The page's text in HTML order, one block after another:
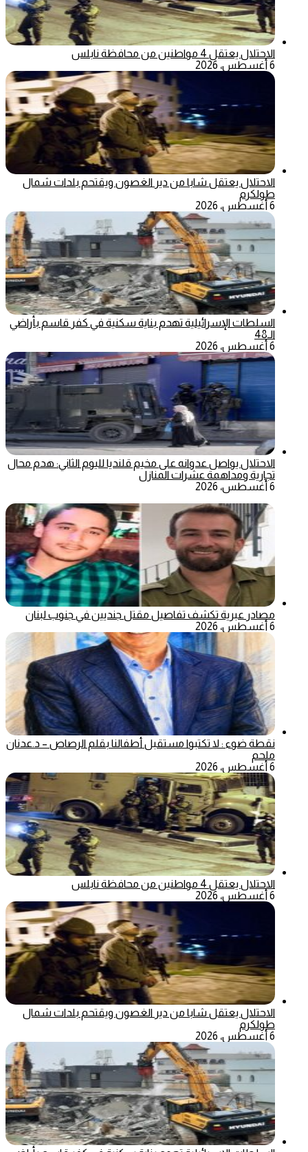
الاحتلال يعتقل 4 مواطنين من محافظة نابلس
6 أغسطس، 2026
الاحتلال يعتقل شابا من دير الغصون ويقتحم بلدات شمال
طولكرم
6 أغسطس، 2026
السلطات الإسرائيلية تهدم بناية سكنية في كفر قاسم بأراضي
الـ48
6 أغسطس، 2026
الاحتلال يواصل عدوانه على مخيم قلنديا لليوم الثاني: هدم محال
تجارية ومداهمة عشرات المنازل
6 أغسطس، 2026
مصادر عبرية تكشف تفاصيل مقتل جنديين في جنوب لبنان
6 أغسطس، 2026
نقطة ضوء : لا تكتبوا مستقبل أطفالنا بقلم الرصاص – د.عدنان
ملحم
6 أغسطس، 2026
الاحتلال يعتقل 4 مواطنين من محافظة نابلس
6 أغسطس، 2026
الاحتلال يعتقل شابا من دير الغصون ويقتحم بلدات شمال
طولكرم
6 أغسطس، 2026